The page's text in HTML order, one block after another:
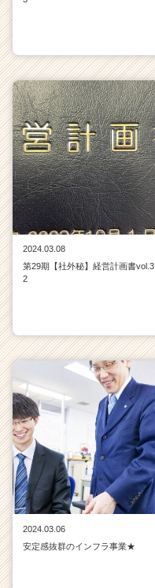
2024.03.08
第29期【社外秘】経営計画書vol.3
2
2024.03.06
安定感抜群のインフラ事業★